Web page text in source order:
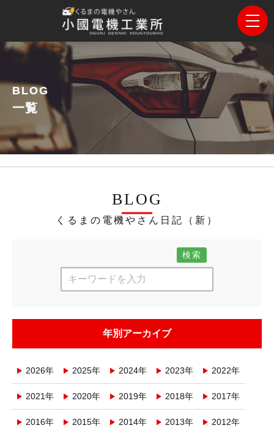
BLOG
一覧
BLOG
くるまの電機やさん日記（新）
検索
年別アーカイブ
2026年 2025年 2024年 2023年 2022年
2021年 2020年 2019年 2018年 2017年
2016年 2015年 2014年 2013年 2012年